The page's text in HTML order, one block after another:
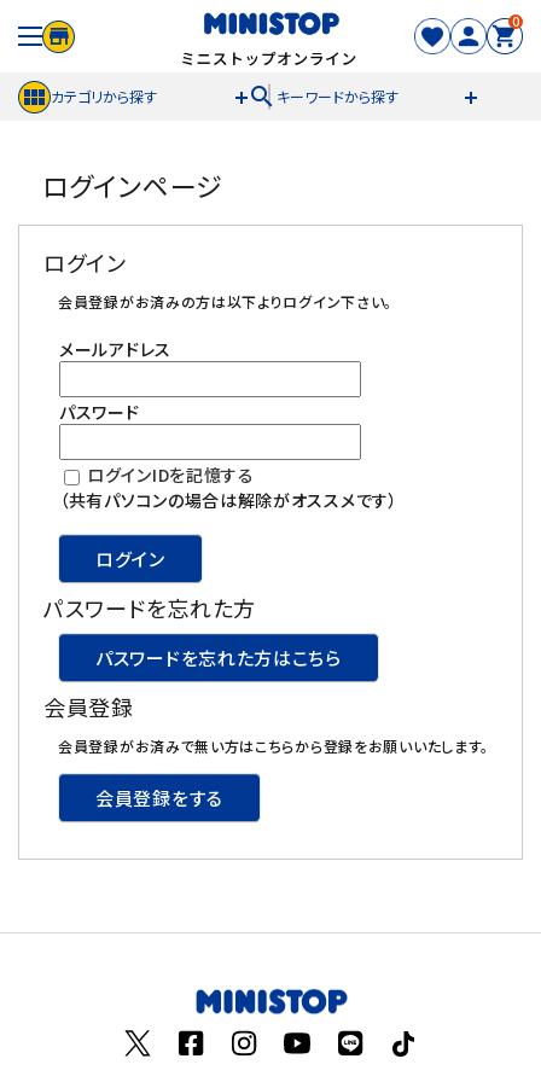
0
カテゴリから探す search キーワードから探す
meeting_room ログイン person 新規登録
セール商品
カテゴリから探す
冷凍食品
スイーツ
お菓子
酒類
日用品
ギフト
ログインページ
ログイン
会員登録がお済みの方は以下よりログイン下さい。
メールアドレス
パスワード
ログインIDを記憶する
（共有パソコンの場合は解除がオススメです）
ログイン
パスワードを忘れた方
パスワードを忘れた方はこちら
会員登録
会員登録がお済みで無い方はこちらから登録をお願いいたします。
会員登録をする